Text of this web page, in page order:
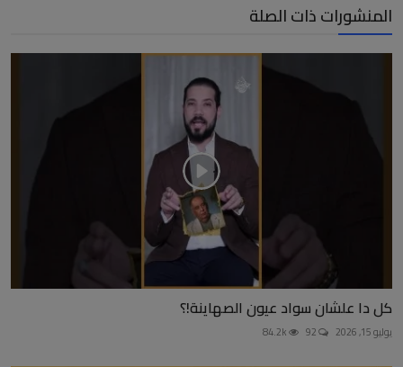
المنشورات ذات الصلة
كل دا علشان سواد عيون الصهاينة!؟
يوليو 15, 2026